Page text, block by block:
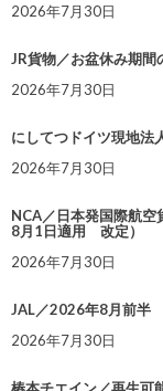
2026年7月30日
JR貨物／お盆休み期間
2026年7月30日
にしてつドイツ現地法
2026年7月30日
NCA／日本発国際航
8月1日適用 改定）
2026年7月30日
JAL／2026年8月前半
2026年7月30日